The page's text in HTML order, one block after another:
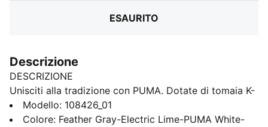
ESAURITO
Descrizione
DESCRIZIONE
Unisciti alla tradizione con PUMA. Dotate di tomaia K-
BETTER™, struttura GRIPCONTROL 3D e tecnologia
NanoGrip, queste scarpe offrono un controllo di palla
Modello: 108426_01
Colore: Feather Gray-Electric Lime-PUMA White-